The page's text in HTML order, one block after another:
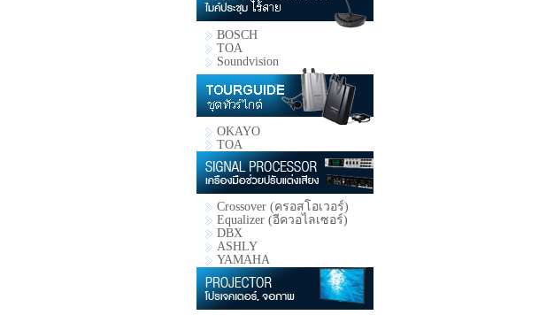
BOSCH
TOA
Soundvision
OKAYO
TOA
Crossover (ครอสโอเวอร์)
Equalizer (อีควอไลเซอร์)
DBX
ASHLY
YAMAHA